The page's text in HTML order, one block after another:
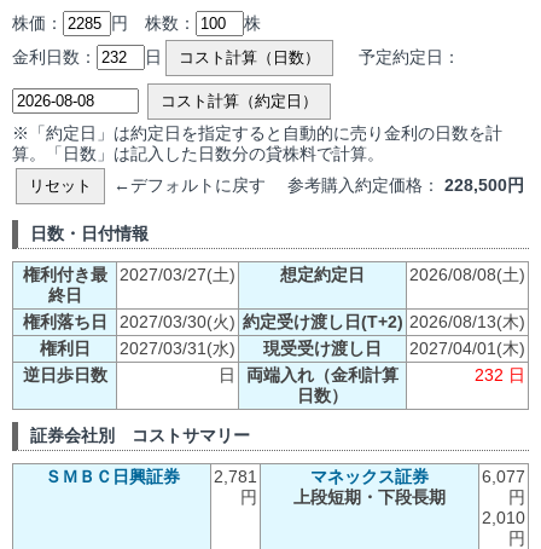
株価： 円 株数：
株
金利日数：
日 コスト計算（日数） 予定約定日：
コスト計算（約定日）
※「約定日」は約定日を指定すると自動的に売り金利の日数を計
算。「日数」は記入した日数分の貸株料で計算。
リセット ←デフォルトに戻す 参考購入約定価格： 228,500円
日数・日付情報
権利付き最
終日
2027/03/27(土) 想定約定日 2026/08/08(土)
権利落ち日 2027/03/30(火) 約定受け渡し日(T+2) 2026/08/13(木)
権利日
2027/03/31(水) 現受受け渡し日
2027/04/01(木)
逆日歩日数
日
両端入れ（金利計算
日数）
232 日
証券会社別 コストサマリー
ＳＭＢＣ日興証券
2,781
円
マネックス証券
上段短期・下段長期
6,077
円
2,010
円